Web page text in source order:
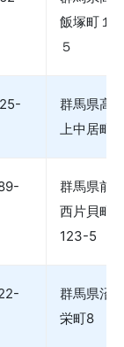
飯塚町１
５
群馬県高
上中居町
群馬県前
西片貝町
123-5
群馬県沼
栄町8